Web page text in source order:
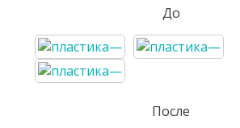
До
После